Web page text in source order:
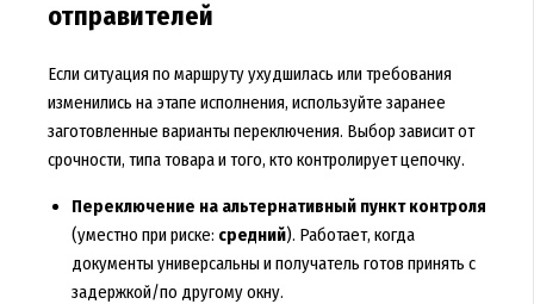
отправителей
Если ситуация по маршруту ухудшилась или требования
изменились на этапе исполнения, используйте заранее
заготовленные варианты переключения. Выбор зависит от
срочности, типа товара и того, кто контролирует цепочку.
Переключение на альтернативный пункт контроля
(уместно при риске: средний). Работает, когда
документы универсальны и получатель готов принять с
задержкой/по другому окну.